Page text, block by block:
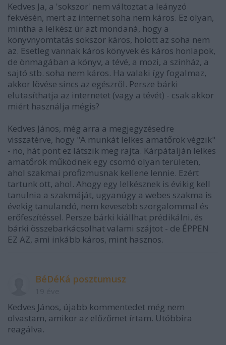
Kedves Ja, a 'sokszor' nem változtat a leányzó
fekvésén, mert az internet soha nem káros. Ez olyan,
mintha a lelkész úr azt mondaná, hogy a
könyvnyomtatás sokszor káros, holott az soha nem
az. Esetleg vannak káros könyvek és káros honlapok,
de önmagában a könyv, a tévé, a mozi, a szinház, a
sajtó stb. soha nem káros. Ha valaki így fogalmaz,
akkor lövése sincs az egészről. Persze bárki
elutasíthatja az internetet (vagy a tévét) - csak akkor
miért használja mégis?
Kedves János, még arra a megjegyzésedre
visszatérve, hogy "A munkát lelkes amatőrök végzik"
- no, hát pont ez látszik meg rajta. Kárpátalján lelkes
amatőrök működnek egy csomó olyan területen,
ahol szakmai profizmusnak kellene lennie. Ezért
tartunk ott, ahol. Ahogy egy lelkésznek is évikig kell
tanulnia a szakmáját, ugyanúgy a webes szakma is
évekig tanulandó, nem kevesebb szorgalommal és
erőfeszítéssel. Persze bárki kiállhat prédikálni, és
bárki összebarkácsolhat valami szájtot - de ÉPPEN
EZ AZ, ami inkább káros, mint hasznos.
BéDéKá posztumusz
Kedves János, újabb kommentedet még nem
olvastam, amikor az előzőmet írtam. Utóbbira
reagálva.